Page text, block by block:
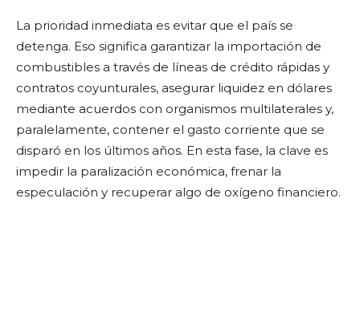
La prioridad inmediata es evitar que el país se
detenga. Eso significa garantizar la importación de
combustibles a través de líneas de crédito rápidas y
contratos coyunturales, asegurar liquidez en dólares
mediante acuerdos con organismos multilaterales y,
paralelamente, contener el gasto corriente que se
disparó en los últimos años. En esta fase, la clave es
impedir la paralización económica, frenar la
especulación y recuperar algo de oxígeno financiero.